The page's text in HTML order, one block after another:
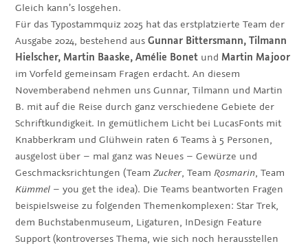
Gleich kann’s losgehen.
Für das Typostammquiz 2025 hat das erstplatzierte Team der
Ausgabe 2024, bestehend ausGunnar Bittersmann, Tilmann
Hielscher, Martin Baaske, Amélie Bonet und Martin Majoor
im Vorfeld gemeinsam Fragen erdacht. An diesem
Novemberabend nehmen uns Gunnar, Tilmann und Martin
B. mit auf die Reise durch ganz verschiedene Gebiete der
Schriftkundigkeit. In gemütlichem Licht bei LucasFonts mit
Knabberkram und Glühwein raten 6 Teams à 5 Personen,
ausgelost über – mal ganz was Neues – Gewürze und
Geschmacksrichtungen (TeamZucker, Team Rosmarin, Team
Kümmel – you get the idea). Die Teams beantworten Fragen
beispielsweise zu folgenden Themenkomplexen: Star Trek,
dem Buchstabenmuseum, Ligaturen, InDesign Feature
Support (kontroverses Thema, wie sich noch herausstellen